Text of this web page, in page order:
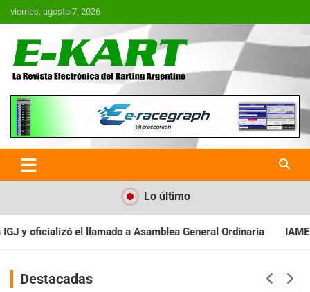
Saltar
al
viernes, agosto 7, 2026
E-Kart.com.ar | La Revista
Electrónica del Karting en
Argentina
Lo último
Ordinaria IAME SERIES ARGENTINA: Baradero
Destacadas